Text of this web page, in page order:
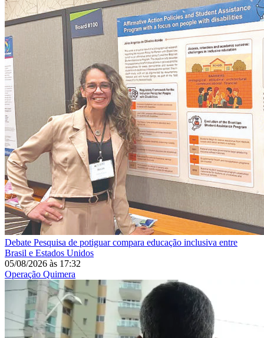
Debate Pesquisa de potiguar compara educação inclusiva entre
Brasil e Estados Unidos
05/08/2026 às 17:32
Operação Quimera